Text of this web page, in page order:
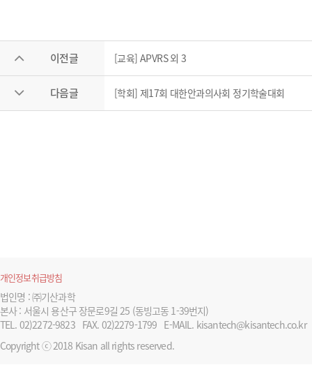
이전글 [교육] APVRS 외 3
다음글 [학회] 제17회 대한안과의사회 정기학술대회
개인정보취급방침
법인명 : ㈜기산과학
본사 : 서울시 용산구 장문로9길 25 (동빙고동 1-39번지)
TEL. 02)2272-9823 FAX. 02)2279-1799 E-MAIL. kisantech@kisantech.co.kr
Copyright ⓒ 2018 Kisan all rights reserved.